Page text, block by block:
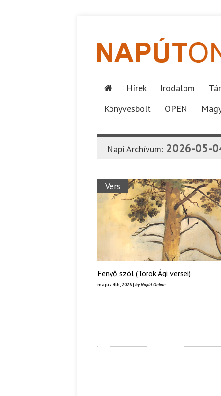
Hírek Irodalom
Könyvesbolt
OPEN
Napi Archívum: 2026-05-
Vers
Fenyő szól (Török Ági versei)
május 4th, 2026 | by Napút Online